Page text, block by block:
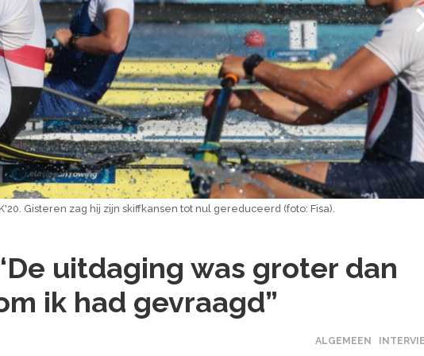
Gisteren zag hij zijn skiffkansen tot nul gereduceerd (foto: Fisa).
uitdaging was groter dan
ik had gevraagd”
ALGEMEEN